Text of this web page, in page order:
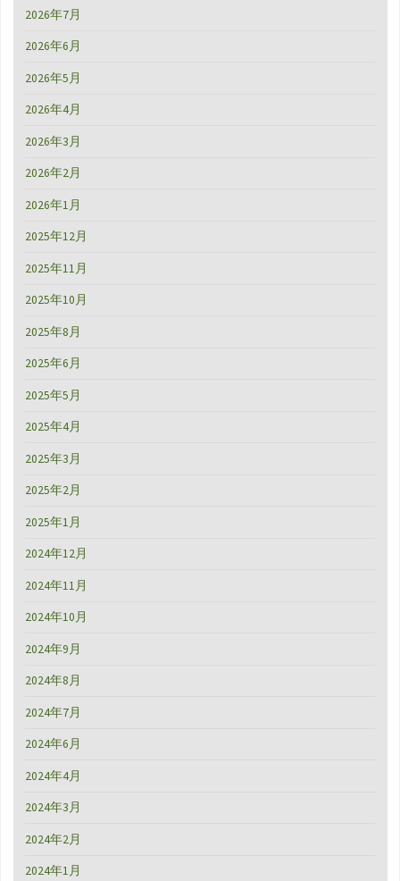
2026年7月
2026年6月
2026年5月
2026年4月
2026年3月
2026年2月
2026年1月
2025年12月
2025年11月
2025年10月
2025年8月
2025年6月
2025年5月
2025年4月
2025年3月
2025年2月
2025年1月
2024年12月
2024年11月
2024年10月
2024年9月
2024年8月
2024年7月
2024年6月
2024年4月
2024年3月
2024年2月
2024年1月